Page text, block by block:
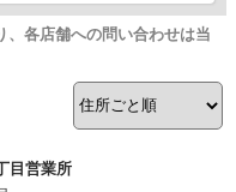
各店舗への問い合わせは当
目営業所